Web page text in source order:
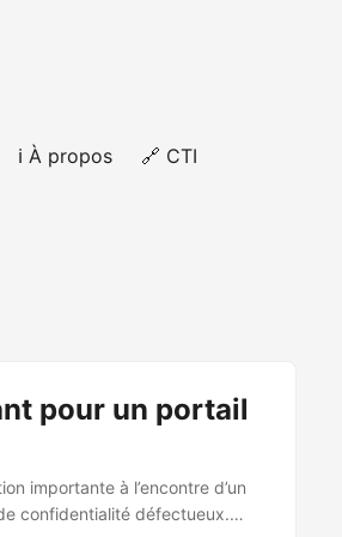
ℹ️ À propos 🔗 CTI
pour un portail
importante à l’encontre d’un
confidentialité défectueux.